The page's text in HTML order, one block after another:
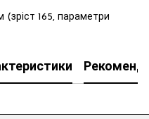
(зріст 165, параметри